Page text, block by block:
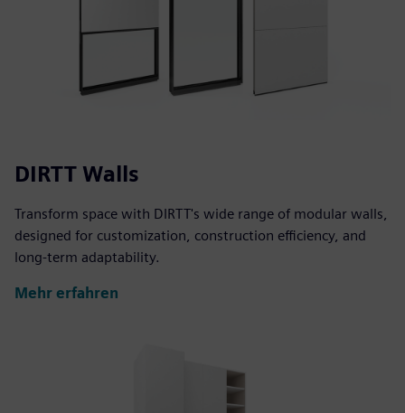
DIRTT Walls
Transform space with DIRTT's wide range of modular walls,
designed for customization, construction efficiency, and
long-term adaptability.
Mehr erfahren